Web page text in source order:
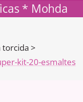
* Mohda
>
kit-20-esmaltes